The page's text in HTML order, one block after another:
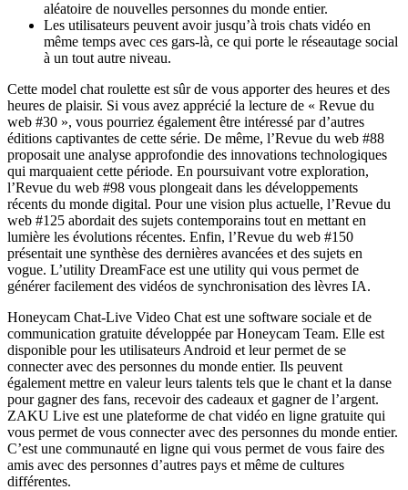
aléatoire de nouvelles personnes du monde entier.
Les utilisateurs peuvent avoir jusqu’à trois chats vidéo en
même temps avec ces gars-là, ce qui porte le réseautage social
à un tout autre niveau.
Cette model chat roulette est sûr de vous apporter des heures et des
heures de plaisir. Si vous avez apprécié la lecture de « Revue du
web #30 », vous pourriez également être intéressé par d’autres
éditions captivantes de cette série. De même, l’Revue du web #88
proposait une analyse approfondie des innovations technologiques
qui marquaient cette période. En poursuivant votre exploration,
l’Revue du web #98 vous plongeait dans les développements
récents du monde digital. Pour une vision plus actuelle, l’Revue du
web #125 abordait des sujets contemporains tout en mettant en
lumière les évolutions récentes. Enfin, l’Revue du web #150
présentait une synthèse des dernières avancées et des sujets en
vogue. L’utility DreamFace est une utility qui vous permet de
générer facilement des vidéos de synchronisation des lèvres IA.
Honeycam Chat-Live Video Chat est une software sociale et de
communication gratuite développée par Honeycam Team. Elle est
disponible pour les utilisateurs Android et leur permet de se
connecter avec des personnes du monde entier. Ils peuvent
également mettre en valeur leurs talents tels que le chant et la danse
pour gagner des fans, recevoir des cadeaux et gagner de l’argent.
ZAKU Live est une plateforme de chat vidéo en ligne gratuite qui
vous permet de vous connecter avec des personnes du monde entier.
C’est une communauté en ligne qui vous permet de vous faire des
amis avec des personnes d’autres pays et même de cultures
différentes.